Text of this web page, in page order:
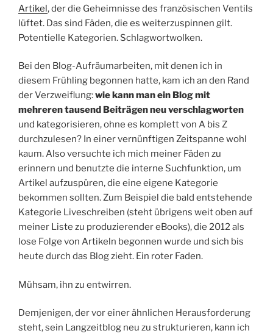
Artikel, der die Geheimnisse des französischen Ventils
lüftet. Das sind Fäden, die es weiterzuspinnen gilt.
Potentielle Kategorien. Schlagwortwolken.
Bei den Blog-Aufräumarbeiten, mit denen ich in
diesem Frühling begonnen hatte, kam ich an den Rand
der Verzweiflung:wie kann man ein Blog mit
mehreren tausend Beiträgen neu verschlagworten
und kategorisieren, ohne es komplett von A bis Z
durchzulesen? In einer vernünftigen Zeitspanne wohl
kaum. Also versuchte ich mich meiner Fäden zu
erinnern und benutzte die interne Suchfunktion, um
Artikel aufzuspüren, die eine eigene Kategorie
bekommen sollten. Zum Beispiel die bald entstehende
Kategorie Liveschreiben (steht übrigens weit oben auf
meiner Liste zu produzierender eBooks), die 2012 als
lose Folge von Artikeln begonnen wurde und sich bis
heute durch das Blog zieht. Ein roter Faden.
Mühsam, ihn zu entwirren.
Demjenigen, der vor einer ähnlichen Herausforderung
steht, sein Langzeitblog neu zu strukturieren, kann ich